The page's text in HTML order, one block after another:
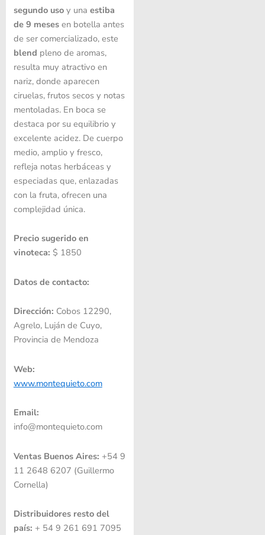
segundo uso y una estiba
de 9 meses en botella antes
de ser comercializado, este
blend pleno de aromas,
resulta muy atractivo en
nariz, donde aparecen
ciruelas, frutos secos y notas
mentoladas. En boca se
destaca por su equilibrio y
excelente acidez. De cuerpo
medio, amplio y fresco,
refleja notas herbáceas y
especiadas que, enlazadas
con la fruta, ofrecen una
complejidad única.
Precio sugerido en
vinoteca: $ 1850
Datos de contacto:
Dirección: Cobos 12290,
Agrelo, Luján de Cuyo,
Provincia de Mendoza
Web:
www.montequieto.com
Email:
info@montequieto.com
Ventas Buenos Aires: +54 9
11 2648 6207 (Guillermo
Cornella)
Distribuidores resto del
país: + 54 9 261 691 7095